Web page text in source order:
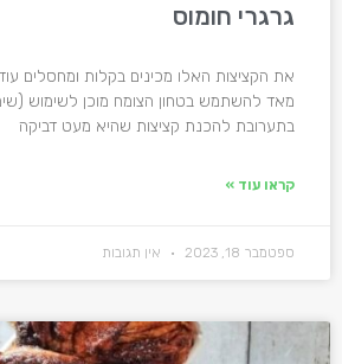
גרגרי חומוס
את הקציצות האלו מכינים בקלות ומחסלים
מאד להשתמש בטחון הצומח מוכן לשימוש
בתערובת להכנת קציצות שהיא מעט דביקה
קראו עוד »
ספטמבר 18, 2023 אין תגובות